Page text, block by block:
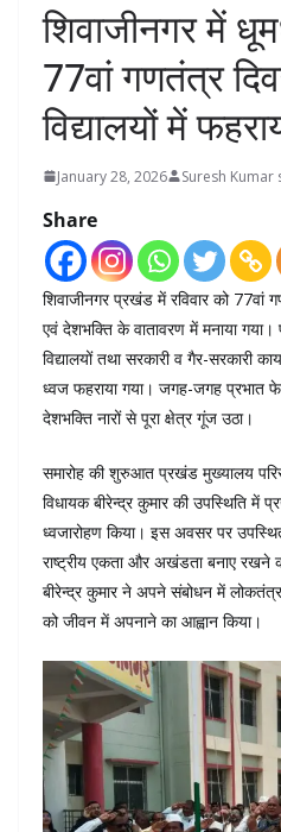
शिवाजीनगर में
77वां गणतंत्र
विद्यालयों में
January 28, 2026 Suresh Kumar
Share
शिवाजीनगर प्रखंड में रविवार को 77वां
एवं देशभक्ति के वातावरण में मनाया
विद्यालयों तथा सरकारी व गैर-सरकारी
ध्वज फहराया गया। जगह-जगह प्रभात
देशभक्ति नारों से पूरा क्षेत्र गूंज उठा।
समारोह की शुरुआत प्रखंड मुख्यालय
विधायक बीरेन्द्र कुमार की उपस्थिति में
ध्वजारोहण किया। इस अवसर पर
राष्ट्रीय एकता और अखंडता बनाए रखने
बीरेन्द्र कुमार ने अपने संबोधन में
को जीवन में अपनाने का आह्वान किया।